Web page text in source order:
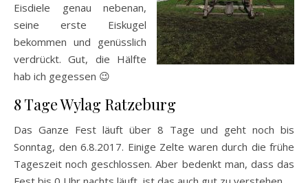
Eisdiele genau nebenan,
seine erste Eiskugel
bekommen und genüsslich
verdrückt. Gut, die Hälfte
hab ich gegessen 😉
8 Tage Wylag Ratzeburg
Das Ganze Fest läuft über 8 Tage und geht noch bis
Sonntag, den 6.8.2017. Einige Zelte waren durch die frühe
Tageszeit noch geschlossen. Aber bedenkt man, dass das